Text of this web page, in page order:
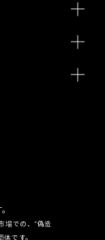
場での、“偽造
です。